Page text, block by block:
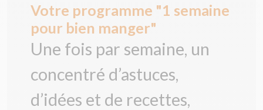
Votre programme "1 semaine
pour bien manger"
Une fois par semaine, un
concentré d’astuces,
d’idées et de recettes,